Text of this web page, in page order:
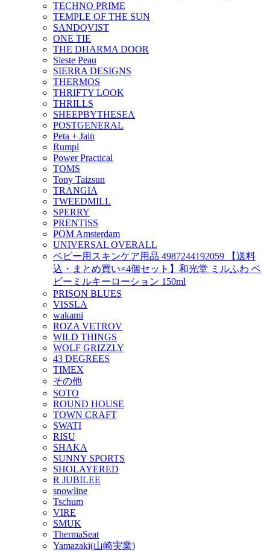
TECHNO PRIME
TEMPLE OF THE SUN
SANDQVIST
ONE TIE
THE DHARMA DOOR
Sieste Peau
SIERRA DESIGNS
THERMOS
THRIFTY LOOK
THRILLS
SHEEPBYTHESEA
POSTGENERAL
Peta + Jain
Rumpl
Power Practical
TOMS
Tony Taizsun
TRANGIA
TWEEDMILL
SPERRY
PRENTISS
POM Amsterdam
UNIVERSAL OVERALL
ベビー用スキンケア用品 4987244192059 【送料
込・まとめ買い×4個セット】和光堂 ミルふわ ベ
ビーミルキーローション 150ml
PRISON BLUES
VISSLA
wakami
ROZA VETROV
WILD THINGS
WOLF GRIZZLY
43 DEGREES
TIMEX
その他
SOTO
ROUND HOUSE
TOWN CRAFT
SWATI
RISU
SHAKA
SUNNY SPORTS
SHOLAYERED
R JUBILEE
snowline
Tschum
VIRE
SMUK
ThermaSeat
Yamazaki(山崎実業)